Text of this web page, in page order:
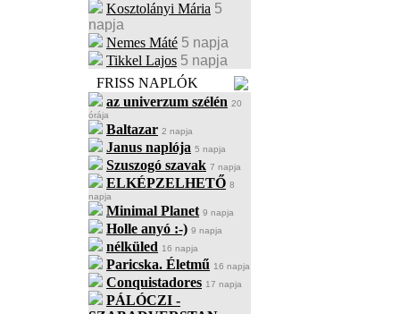
Kosztolányi Mária 5
napja
Nemes Máté 5 napja
Tikkel Lajos 5 napja
FRISS NAPLÓK
az univerzum szélén 20
órája
Baltazar 2 napja
Janus naplója 5 napja
Szuszogó szavak 7 napja
ELKÉPZELHETŐ 8
napja
Minimal Planet 9 napja
Holle anyó :-) 9 napja
nélküled 16 napja
Paricska. Életmű 16 napja
Conquistadores 17 napja
PÁLÓCZI -